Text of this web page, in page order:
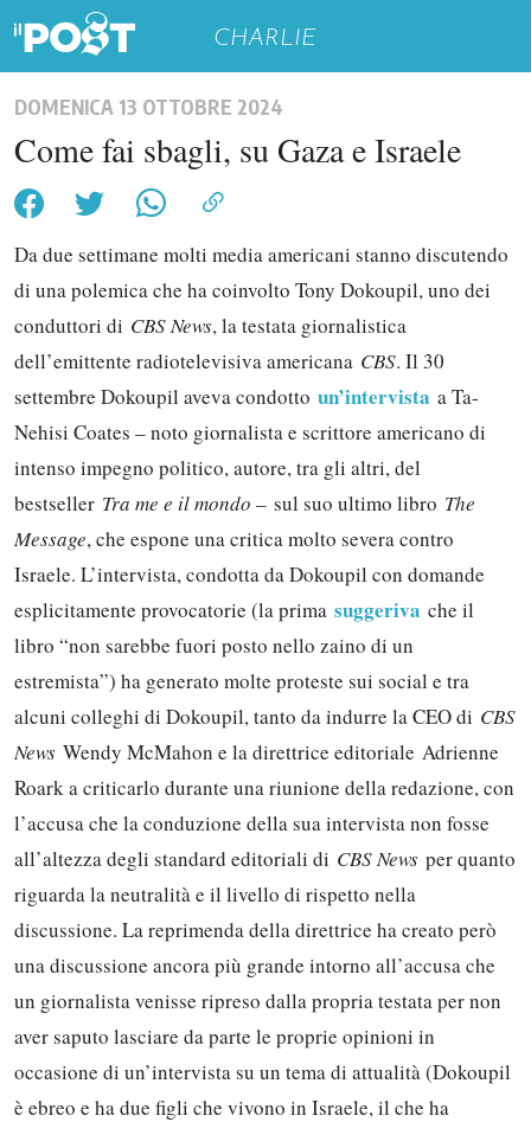
CHARLIE
DOMENICA 13 OTTOBRE 2024
Come fai sbagli, su Gaza e Israele
Da due settimane molti media americani stanno discutendo
di una polemica che ha coinvolto Tony Dokoupil, uno dei
conduttori di CBS News, la testata giornalistica
dell’emittente radiotelevisiva americana CBS. Il 30
settembre Dokoupil aveva condotto un’intervista a Ta-
Nehisi Coates – noto giornalista e scrittore americano di
intenso impegno politico, autore, tra gli altri, del
bestseller Tra me e il mondo – sul suo ultimo libro The
Message, che espone una critica molto severa contro
Israele. L’intervista, condotta da Dokoupil con domande
esplicitamente provocatorie (la prima suggeriva che il
libro “non sarebbe fuori posto nello zaino di un
estremista”) ha generato molte proteste sui social e tra
alcuni colleghi di Dokoupil, tanto da indurre la CEO di CBS
News Wendy McMahon e la direttrice editoriale Adrienne
Roark a criticarlo durante una riunione della redazione, con
l’accusa che la conduzione della sua intervista non fosse
all’altezza degli standard editoriali di CBS News per quanto
riguarda la neutralità e il livello di rispetto nella
discussione. La reprimenda della direttrice ha creato però
una discussione ancora più grande intorno all’accusa che
un giornalista venisse ripreso dalla propria testata per non
aver saputo lasciare da parte le proprie opinioni in
occasione di un’intervista su un tema di attualità (Dokoupil
è ebreo e ha due figli che vivono in Israele, il che ha